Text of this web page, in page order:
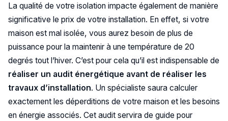
La qualité de votre isolation impacte également de manière
significative le prix de votre installation. En effet, si votre
maison est mal isolée, vous aurez besoin de plus de
puissance pour la maintenir à une température de 20
degrés tout l’hiver. C’est pour cela qu’il est indispensable de
réaliser un audit énergétique avant de réaliser les
travaux d’installation. Un spécialiste saura calculer
exactement les déperditions de votre maison et les besoins
en énergie associés. Cet audit servira de guide pour